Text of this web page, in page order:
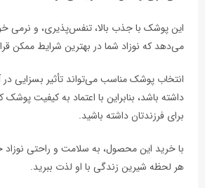
این پوشک با جذب بالا، تنفس‌پذیری، و نرمی
می‌دهد که نوزاد شما در بهترین شرایط ممکن
انتخاب پوشک مناسب می‌تواند تأثیر بسزایی در
داشته باشد، بنابراین با اعتماد به کیفیت پوشک
برای فرزندتان داشته باشید.
با خرید این محصول، به سلامت و راحتی
هر لحظه شیرین زندگی با او لذت ببرید.